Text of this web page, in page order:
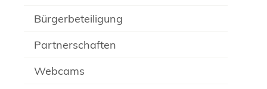
Bürgerbeteiligung
Partnerschaften
Webcams